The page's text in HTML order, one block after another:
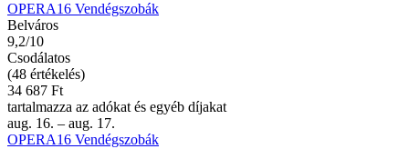
OPERA16 Vendégszobák
Belváros
9,2/10
Csodálatos
(48 értékelés)
34 687 Ft
tartalmazza az adókat és egyéb díjakat
aug. 16. – aug. 17.
OPERA16 Vendégszobák